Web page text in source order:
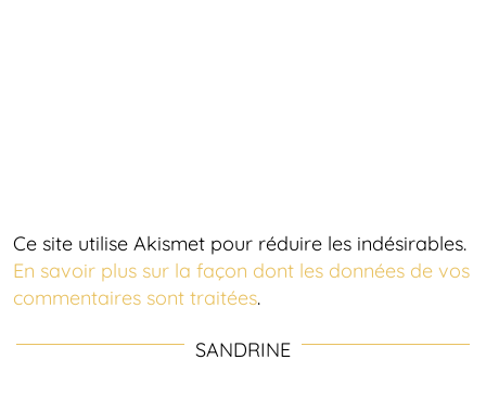
Ce site utilise Akismet pour réduire les indésirables.
En savoir plus sur la façon dont les données de vos
commentaires sont traitées.
SANDRINE